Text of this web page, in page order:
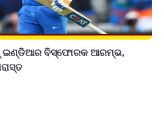
ଇଣ୍ଡିଆର ବିସ୍ଫୋରକ ଆରମ୍ଭ,